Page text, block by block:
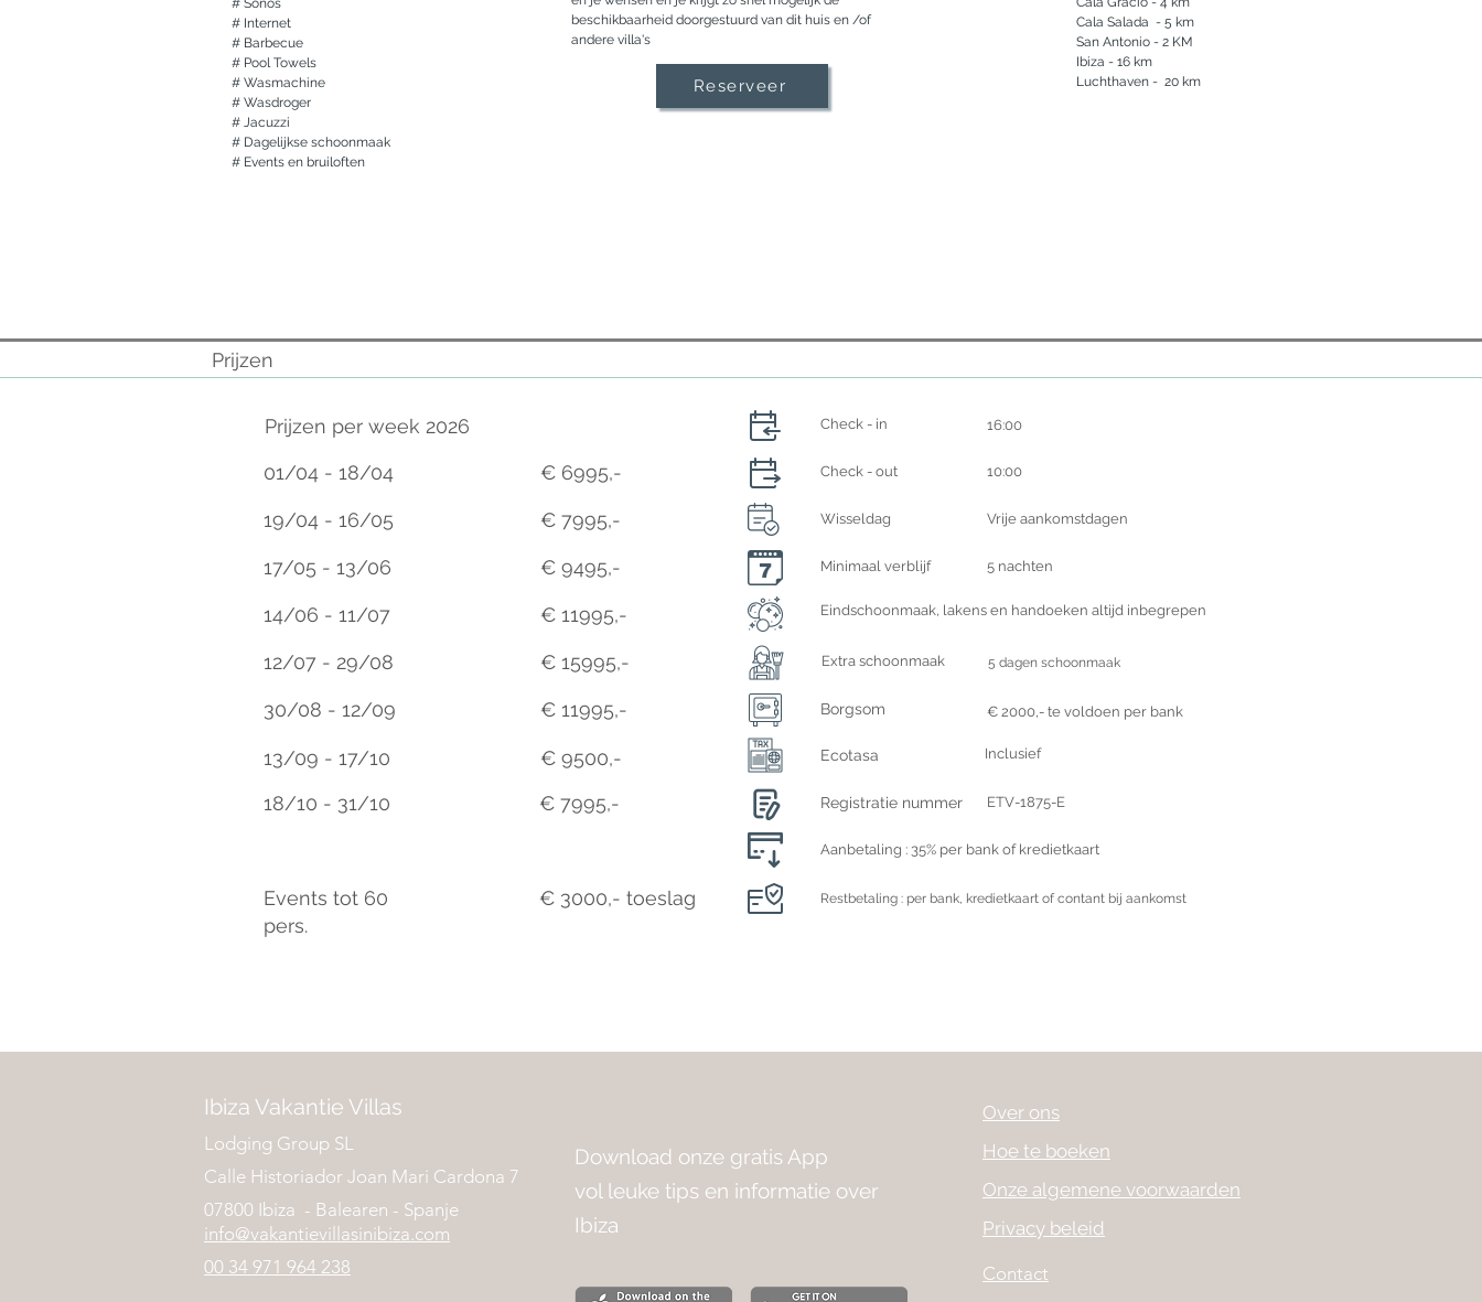
# Sonos
# Internet
# Barbecue
# Pool Towels
# Wasmachine
# Wasdroger
# Jacuzzi
# Dagelijkse schoonmaak
# Events en bruiloften
beschikbaarheid doorgestuurd van dit huis en /of
andere villa's
Reserveer
Cala Salada  - 5 km
San Antonio - 2 KM
Ibiza - 16 km
Luchthaven -  20 km
Prijzen
Prijzen per week 2026
01/04 - 18/04
€ 6995,-
19/04 - 16/05 € 7995,-
17/05 - 13/06 € 9495,-
14/06 - 11/07 € 11995,-
12/07 - 29/08 € 15995,-
30/08 - 12/09 € 11995,-
13/09 - 17/10
€ 9500,-
18/10 - 31/10
€ 7995,-
Events tot 60
pers.
€ 3000,- toeslag
Check - in 16:00
Check - out 10:00
Wisseldag Vrije aankomstdagen
Minimaal verblijf 5 nachten
Eindschoonmaak, lakens en handoeken altijd inbegrepen
Extra schoonmaak 5 dagen schoonmaak
Borgsom € 2000,- te voldoen per bank
Ecotasa Inclusief
Registratie nummer ETV-1875-E
Aanbetaling : 35% per bank of kredietkaart
Restbetaling : per bank, kredietkaart of contant bij aankomst
Download onze gratis App
vol leuke tips en informatie over
Ibiza
Ibiza Vakantie Villas
Lodging Group SL
Calle Historiador Joan Mari Cardona 7
07800 Ibiza - Balearen - Spanje
info@vakantievillasinibiza.com
00 34 971 964 238
Over ons
Hoe te boeken
Onze algemene voorwaarden
Privacy beleid
Contact